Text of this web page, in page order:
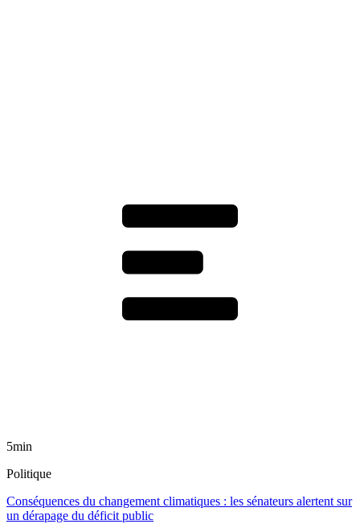
5min
Politique
Conséquences du changement climatiques : les sénateurs alertent sur
un dérapage du déficit public